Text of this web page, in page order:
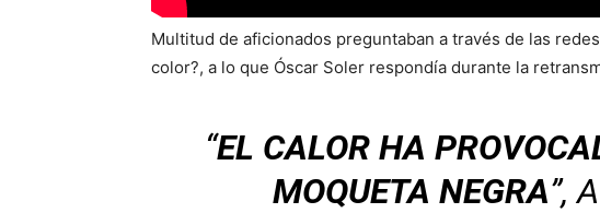
Multitud de aficionados preguntaban a través de las
color?, a lo que Óscar Soler respondía durante la
“EL CALOR HA
MOQUETA NEGRA”,